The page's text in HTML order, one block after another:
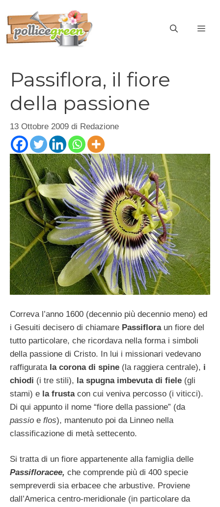
contenuto
Passiflora, il fiore
della passione
13 Ottobre 2009 di Redazione
Correva l’anno 1600 (decennio più decennio meno) ed
i Gesuiti decisero di chiamare Passifloraun fiore del
tutto particolare, che ricordava nella forma i simboli
della passione di Cristo. In lui i missionari vedevano
raffigurata la corona di spine (la raggiera centrale), i
chiodi (i tre stili), la spugna imbevuta di fiele (gli
stami) e la frustacon cui veniva percosso (i viticci).
Di qui appunto il nome “fiore della passione” (da
passio e flos), mantenuto poi da Linneo nella
classificazione di metà settecento.
Si tratta di un fiore appartenente alla famiglia delle
Passifloracee, che comprende più di 400 specie
sempreverdi sia erbacee che arbustive. Proviene
dall’America centro-meridionale (in particolare da